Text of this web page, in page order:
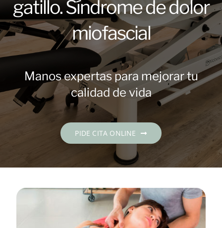
Contacto
PIDE CITA
Español
gatillo. Síndrome de dolor
miofascial
Manos expertas para mejorar tu
calidad de vida
PIDE CITA ONLINE